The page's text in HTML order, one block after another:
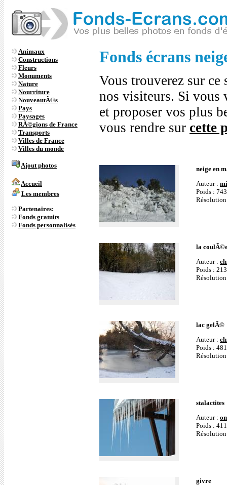
Animaux
Constructions
Fleurs
Monuments
Nature
Nourriture
NouveautÃ©s
Pays
Paysages
RÃ©gions de France
Transports
Villes de France
Villes du monde
Ajout photos
Accueil
Les membres
Partenaires:
Fonds gratuits
Fonds personnalisés
Fonds écrans
Vous trouverez sur ce
nos visiteurs. Si vous
et proposer vos plus
vous rendre sur cette
neige en
Auteur :
Poids :
la
Auteur :
Poids :
lac gelÃ©
Auteur :
Poids :
stalactites
Auteur :
Poids :
givre